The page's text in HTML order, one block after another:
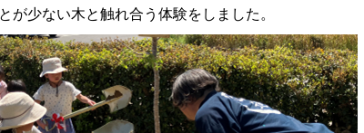
少ない木と触れ合う体験をしました。